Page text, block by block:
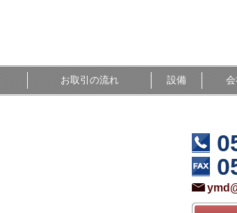
お取引の流れ 設備